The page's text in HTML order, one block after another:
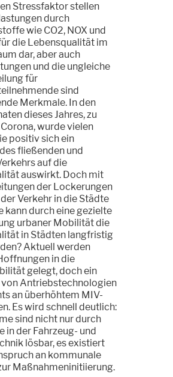
Stressfaktor stellen
durch
wie CO2, NOX und
die Lebensqualität im
dar, aber auch
und die ungleiche
für
sind
Merkmale. In den
dieses Jahres, zu
wurde vielen
positiv sich ein
fließenden und
auf die
auswirkt. Doch mit
der Lockerungen
Verkehr in die Städte
kann durch eine gezielte
urbaner Mobilität die
in Städten langfristig
Aktuell werden
in die
gelegt, doch ein
Antriebstechnologien
an überhöhtem MIV-
Es wird schnell deutlich:
sind nicht nur durch
in der Fahrzeug- und
lösbar, es existiert
an kommunale
Maßnahmeninitiierung.